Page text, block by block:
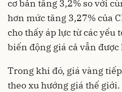
cơ bản tăng 3,2% so với
hơn mức tăng 3,27% của
cho thấy áp lực từ các yếu
biến động giá cả vẫn
Trong khi đó, giá vàng
theo xu hướng giá thế